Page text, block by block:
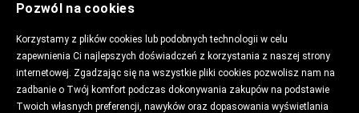
Pozwól na cookies
Korzystamy z plików cookies lub podobnych technologii w celu
zapewnienia Ci najlepszych doświadczeń z korzystania z naszej strony
internetowej. Zgadzając się na wszystkie pliki cookies pozwolisz nam na
zadbanie o Twój komfort podczas dokonywania zakupów na podstawie
Twoich własnych preferencji, nawyków oraz dopasowania wyświetlania